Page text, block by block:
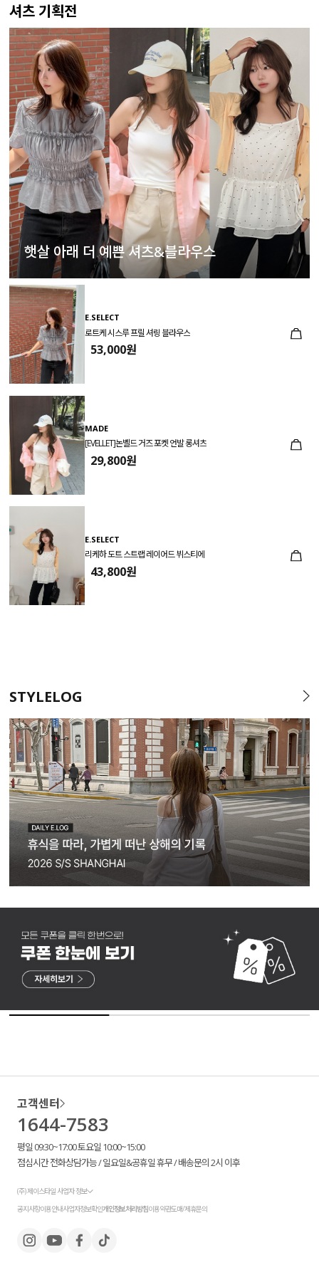
셔츠 기획전
햇살 아래 더 예쁜 셔츠&블라우스
E.SELECT
로트케 시스루 프릴 셔링 블라우스
53,000원
MADE
[EVELLET]논벨드 거즈 포켓 언발 롱셔츠
29,800원
E.SELECT
리케하 도트 스트랩 레이어드 뷔스티에
43,800원
STYLELOG
고객센터
1644-7583
평일 09:30~17:00 토요일 10:00~15:00
점심시간 전화상담가능 / 일요일&공휴일 휴무 / 배송문의 2시 이후
(주) 제이스타일 사업자 정보
공지사항이용안내사업자정보확인개인정보처리방침이용약관도매/제휴문의